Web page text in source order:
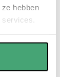
hebben
services.